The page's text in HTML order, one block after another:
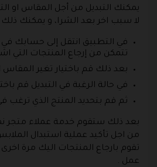
يمكنك التبديل من أجل المقاس او
لا سبب اخر بعد الشرا، و يمكنك ذلك
في التطبيق انتقل إلى حسابك
تتمكن من إرجاع المنتجات التي
بعد ذلك قم باختيار تغير المقاس
في حالة الرغبة في التبديل قم
ثم قم بتحديد المنتج الذي ترغب
بعد ذلك ستقوم خدمة عملاء متجر
من اجل تأكيد عملية استبدال
تقوم بارجاع المنتجات اليك مرة
عمل .